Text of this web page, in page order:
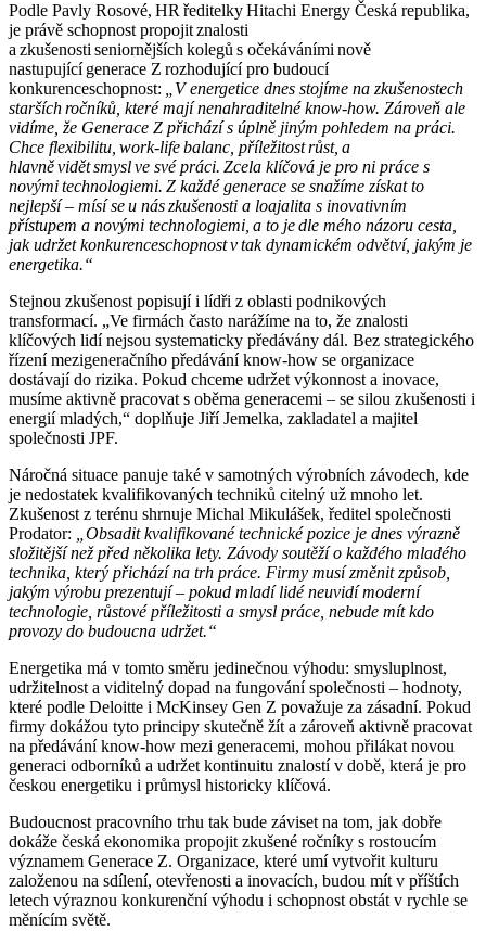
Podle Pavly Rosové, HR ředitelky Hitachi Energy Česká republika,
je právě schopnost propojit znalosti
a zkušenosti seniornějších kolegů s očekáváními nově
nastupující generace Z rozhodující pro budoucí
konkurenceschopnost: „V energetice dnes stojíme na zkušenostech
starších ročníků, které mají nenahraditelné know-how. Zároveň ale
vidíme, že Generace Z přichází s úplně jiným pohledem na práci.
Chce flexibilitu, work-life balanc, příležitost růst, a
hlavně vidět smysl ve své práci. Zcela klíčová je pro ni práce s
novými technologiemi. Z každé generace se snažíme získat to
nejlepší – mísí se u nás zkušenosti a loajalita s inovativním
přístupem a novými technologiemi, a to je dle mého názoru cesta,
jak udržet konkurenceschopnost v tak dynamickém odvětví, jakým je
energetika.“
Stejnou zkušenost popisují i lídři z oblasti podnikových
transformací. „Ve firmách často narážíme na to, že znalosti
klíčových lidí nejsou systematicky předávány dál. Bez strategického
řízení mezigeneračního předávání know-how se organizace
dostávají do rizika. Pokud chceme udržet výkonnost a inovace,
musíme aktivně pracovat s oběma generacemi – se silou zkušenosti i
energií mladých,“ doplňuje Jiří Jemelka, zakladatel a majitel
společnosti JPF.
Náročná situace panuje také v samotných výrobních závodech, kde
je nedostatek kvalifikovaných techniků citelný už mnoho let.
Zkušenost z terénu shrnuje Michal Mikulášek, ředitel společnosti
Prodator: „Obsadit kvalifikované technické pozice je dnes výrazně
složitější než před několika lety. Závody soutěží o každého mladého
technika, který přichází na trh práce. Firmy musí změnit způsob,
jakým výrobu prezentují – pokud mladí lidé neuvidí moderní
technologie, růstové příležitosti a smysl práce, nebude mít kdo
provozy do budoucna udržet.“
Energetika má v tomto směru jedinečnou výhodu: smysluplnost,
udržitelnost a viditelný dopad na fungování společnosti – hodnoty,
které podle Deloitte i McKinsey Gen Z považuje za zásadní. Pokud
firmy dokážou tyto principy skutečně žít a zároveň aktivně pracovat
na předávání know-how mezi generacemi, mohou přilákat novou
generaci odborníků a udržet kontinuitu znalostí v době, která je pro
českou energetiku i průmysl historicky klíčová.
Budoucnost pracovního trhu tak bude záviset na tom, jak dobře
dokáže česká ekonomika propojit zkušené ročníky s rostoucím
významem Generace Z. Organizace, které umí vytvořit kulturu
založenou na sdílení, otevřenosti a inovacích, budou mít v příštích
letech výraznou konkurenční výhodu i schopnost obstát v rychle se
měnícím světě.